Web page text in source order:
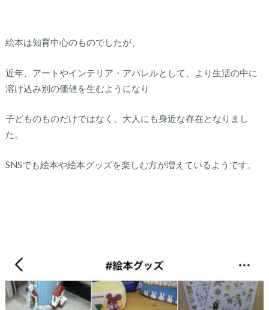
絵本は知育中心のものでしたが、
近年、アートやインテリア・アパレルとして、より生活の中に
溶け込み別の価値を生むようになり
子どものものだけではなく、大人にも身近な存在となりまし
た。
SNSでも絵本や絵本グッズを楽しむ方が増えているようです。